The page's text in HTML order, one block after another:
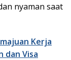
nyaman saat
Kerja
dan Visa